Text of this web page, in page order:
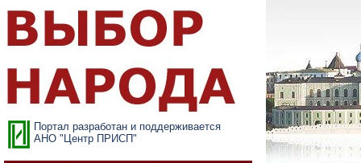
Портал разработан и поддерживается
АНО "Центр ПРИСП"